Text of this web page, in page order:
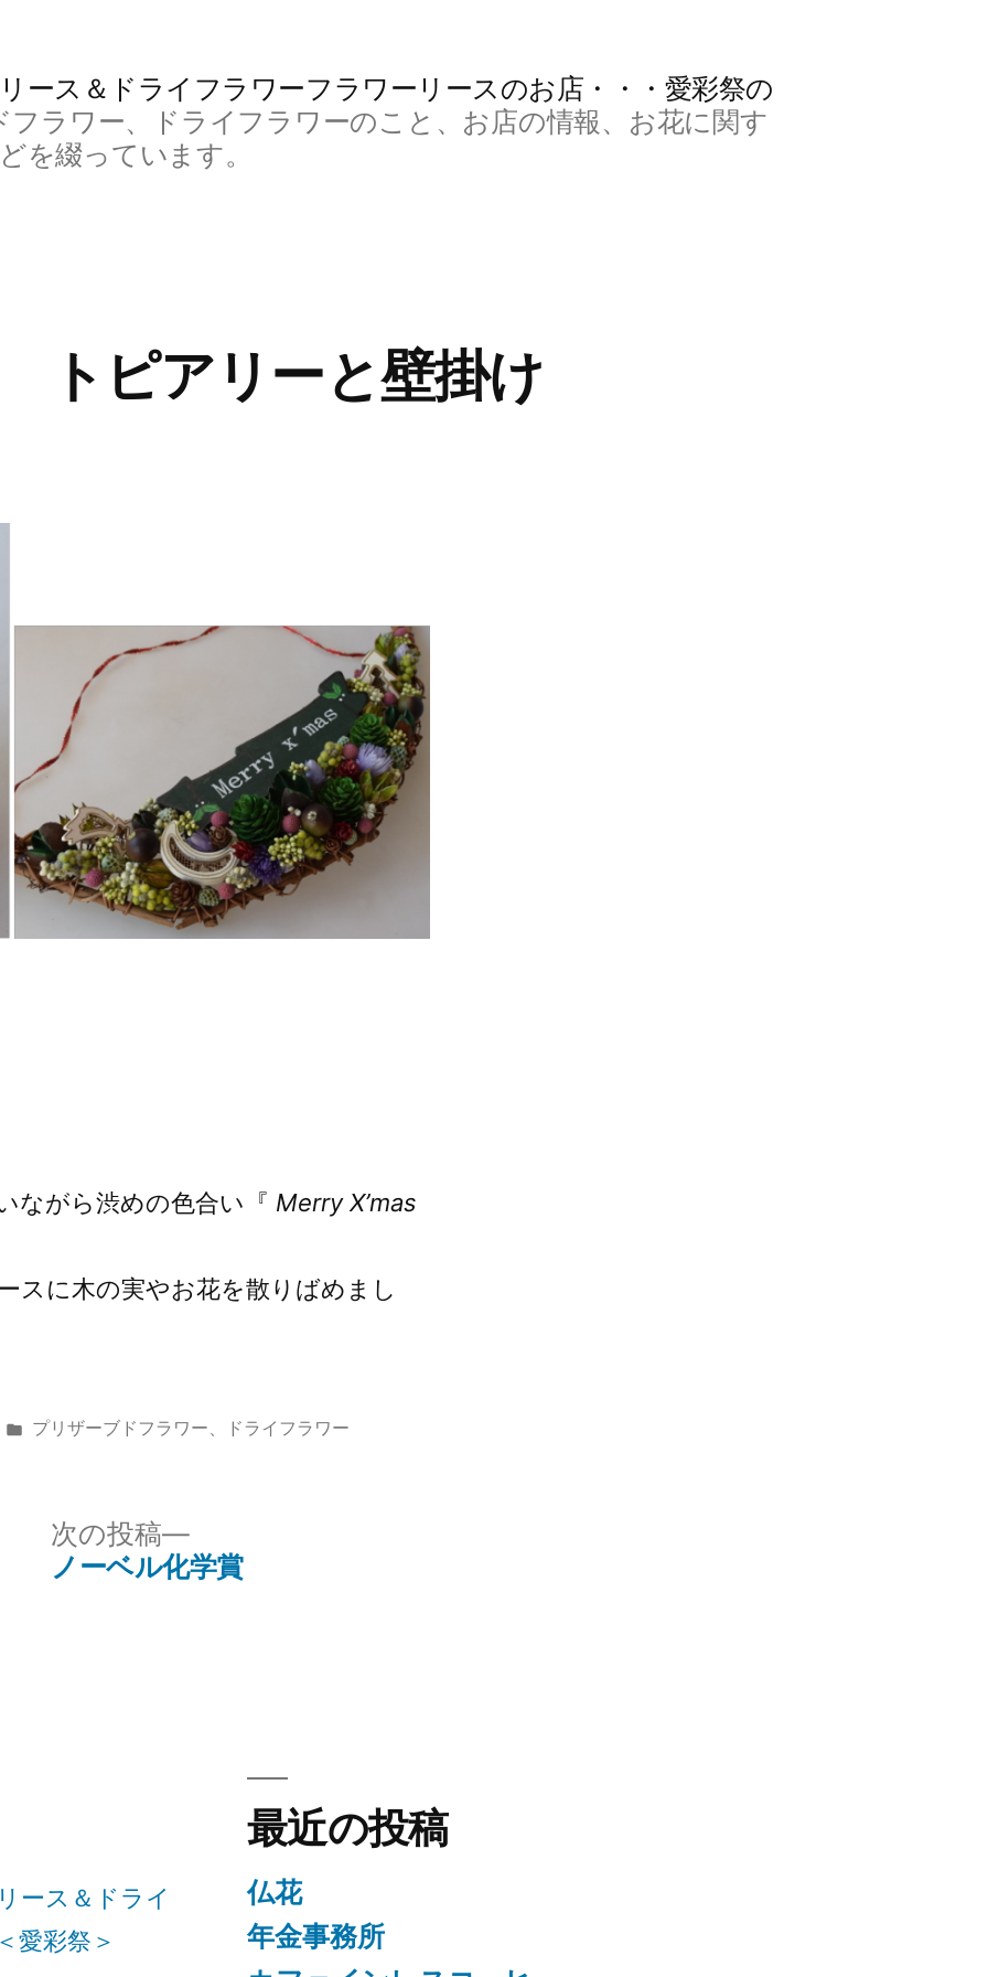
ース＆ドライフラワーフラワーリースのお店・・・愛彩祭の
ラワー、ドライフラワーのこと、お店の情報、お花に関す
を綴っています。
トピアリーと壁掛け
ながら渋めの色合い『 Merry X’mas
スに木の実やお花を散りばめまし
カ
ー:
プリザーブドフラワー、ドライフラワー
次の投稿
次
の
ノーベル化学賞
ース＆ドライ
愛彩祭＞
最近の投稿
仏花
年金事務所